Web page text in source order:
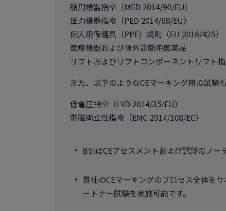
舶用機器指令（MED 2014/90/EU）
圧力機器指令（PED 2014/68/EU）
個人用保護具（PPE）規則（EU 2016/425）
医療機器および体外診断用医薬品
リフトおよびリフトコンポーネントリフト
また、以下のようなCEマーキング用の試験
低電圧指令（LVD 2014/35/EU）
電磁両立性指令（EMC 2014/108/EC）
BSIはCEアセスメントおよび認証のノー
貴社のCEマーキングのプロセス全体を
ートナー試験を実施可能です。